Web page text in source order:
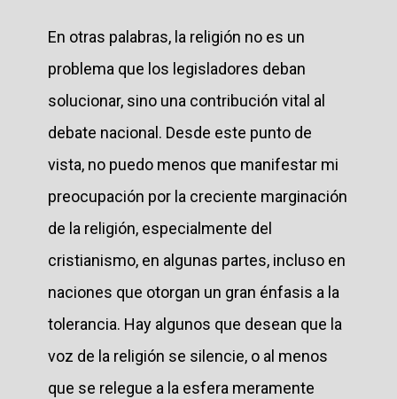
En otras palabras, la religión no es un
problema que los legisladores deban
solucionar, sino una contribución vital al
debate nacional. Desde este punto de
vista, no puedo menos que manifestar mi
preocupación por la creciente marginación
de la religión, especialmente del
cristianismo, en algunas partes, incluso en
naciones que otorgan un gran énfasis a la
tolerancia. Hay algunos que desean que la
voz de la religión se silencie, o al menos
que se relegue a la esfera meramente